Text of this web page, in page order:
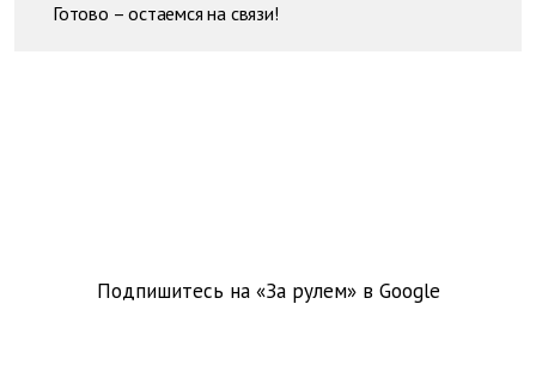
Готово – остаемся на связи!
Подпишитесь на «За рулем» в Google